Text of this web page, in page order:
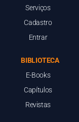
Serviços
Cadastro
Entrar
BIBLIOTECA
E-Books
Capítulos
Revistas